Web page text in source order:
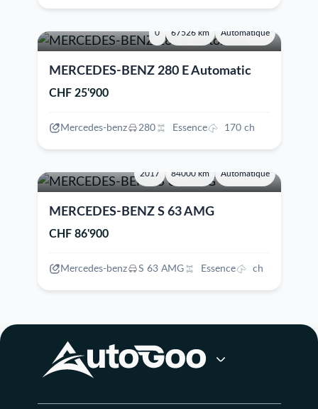
0 67526 km Automatique
MERCEDES-BENZ 280 E Automatic
CHF 25'900
Mercedes-benz 280 Essence 170 ch
2017 84000 km Automatique
MERCEDES-BENZ S 63 AMG
CHF 86'900
Mercedes-benz S 63 AMG Essence ch